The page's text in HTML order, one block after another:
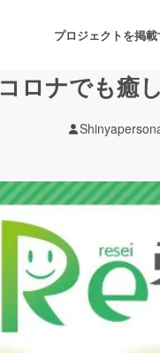
プロジェクトを掲
ゲーム・サービス開発
書籍・雑誌出版
コロナでも癒